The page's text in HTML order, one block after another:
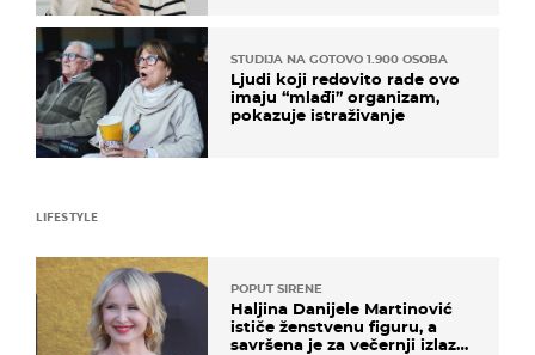
STUDIJA NA GOTOVO 1.900 OSOBA
Ljudi koji redovito rade ovo
imaju “mlađi” organizam,
pokazuje istraživanje
LIFESTYLE
POPUT SIRENE
Haljina Danijele Martinović
ističe ženstvenu figuru, a
savršena je za večernji izlazak